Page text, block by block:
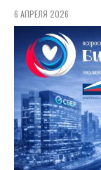
6 АПРЕЛЯ 2026